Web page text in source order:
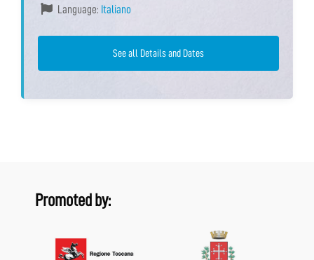
Language: Italiano
See all Details and Dates
Promoted by: